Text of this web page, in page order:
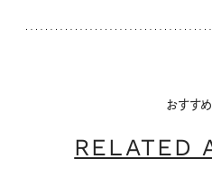
おすす
RELATED